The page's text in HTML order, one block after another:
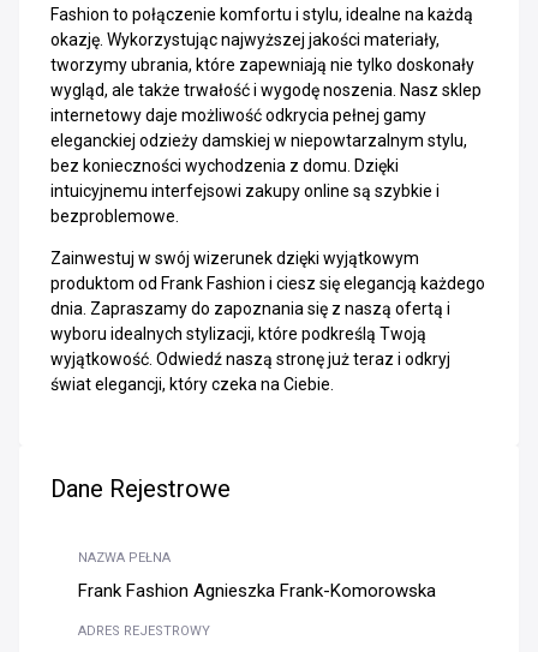
Fashion to połączenie komfortu i stylu, idealne na każdą
okazję. Wykorzystując najwyższej jakości materiały,
tworzymy ubrania, które zapewniają nie tylko doskonały
wygląd, ale także trwałość i wygodę noszenia. Nasz sklep
internetowy daje możliwość odkrycia pełnej gamy
eleganckiej odzieży damskiej w niepowtarzalnym stylu,
bez konieczności wychodzenia z domu. Dzięki
intuicyjnemu interfejsowi zakupy online są szybkie i
bezproblemowe.
Zainwestuj w swój wizerunek dzięki wyjątkowym
produktom od Frank Fashion i ciesz się elegancją każdego
dnia. Zapraszamy do zapoznania się z naszą ofertą i
wyboru idealnych stylizacji, które podkreślą Twoją
wyjątkowość. Odwiedź naszą stronę już teraz i odkryj
świat elegancji, który czeka na Ciebie.
Dane Rejestrowe
NAZWA PEŁNA
Frank Fashion Agnieszka Frank-Komorowska
ADRES REJESTROWY